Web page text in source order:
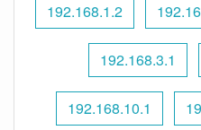
192.168.1.2
192.168.3.1
192.168.10.1